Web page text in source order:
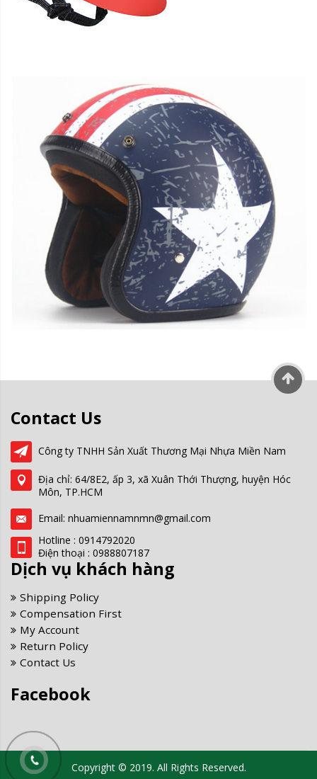
Contact Us
Công ty TNHH Sản Xuất Thương Mại Nhựa Miền Nam
Địa chỉ: 64/8E2, ấp 3, xã Xuân Thới Thượng, huyện Hóc
Môn, TP.HCM
Email: nhuamiennamnmn@gmail.com
Hotline : 0914792020
Điện thoại : 0988807187
Dịch vụ khách hàng
Shipping Policy
Compensation First
My Account
Return Policy
Contact Us
Facebook
Copyright © 2019. All Rights Reserved.